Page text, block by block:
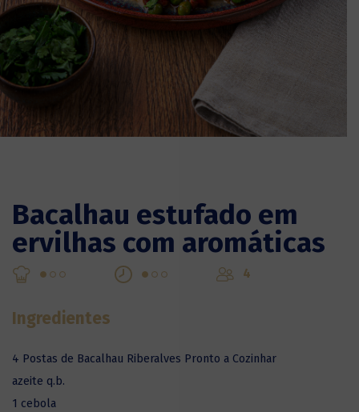
Bacalhau estufado em
ervilhas com aromáticas
4
Ingredientes
4 Postas de Bacalhau Riberalves Pronto a Cozinhar
azeite q.b.
1 cebola